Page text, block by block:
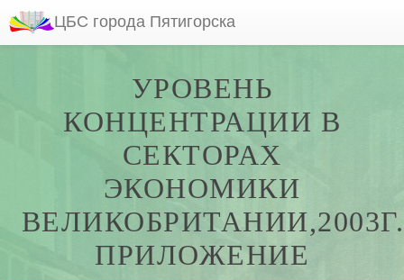
ЦБС города Пятигорска
УРОВЕНЬ
КОНЦЕНТРАЦИИ В
СЕКТОРАХ
ЭКОНОМИКИ
ПРИЛОЖЕНИЕ